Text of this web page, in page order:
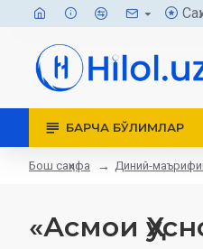
БАРЧА БЎЛИМЛАР
Бош саҳифа Диний-
«Асмои